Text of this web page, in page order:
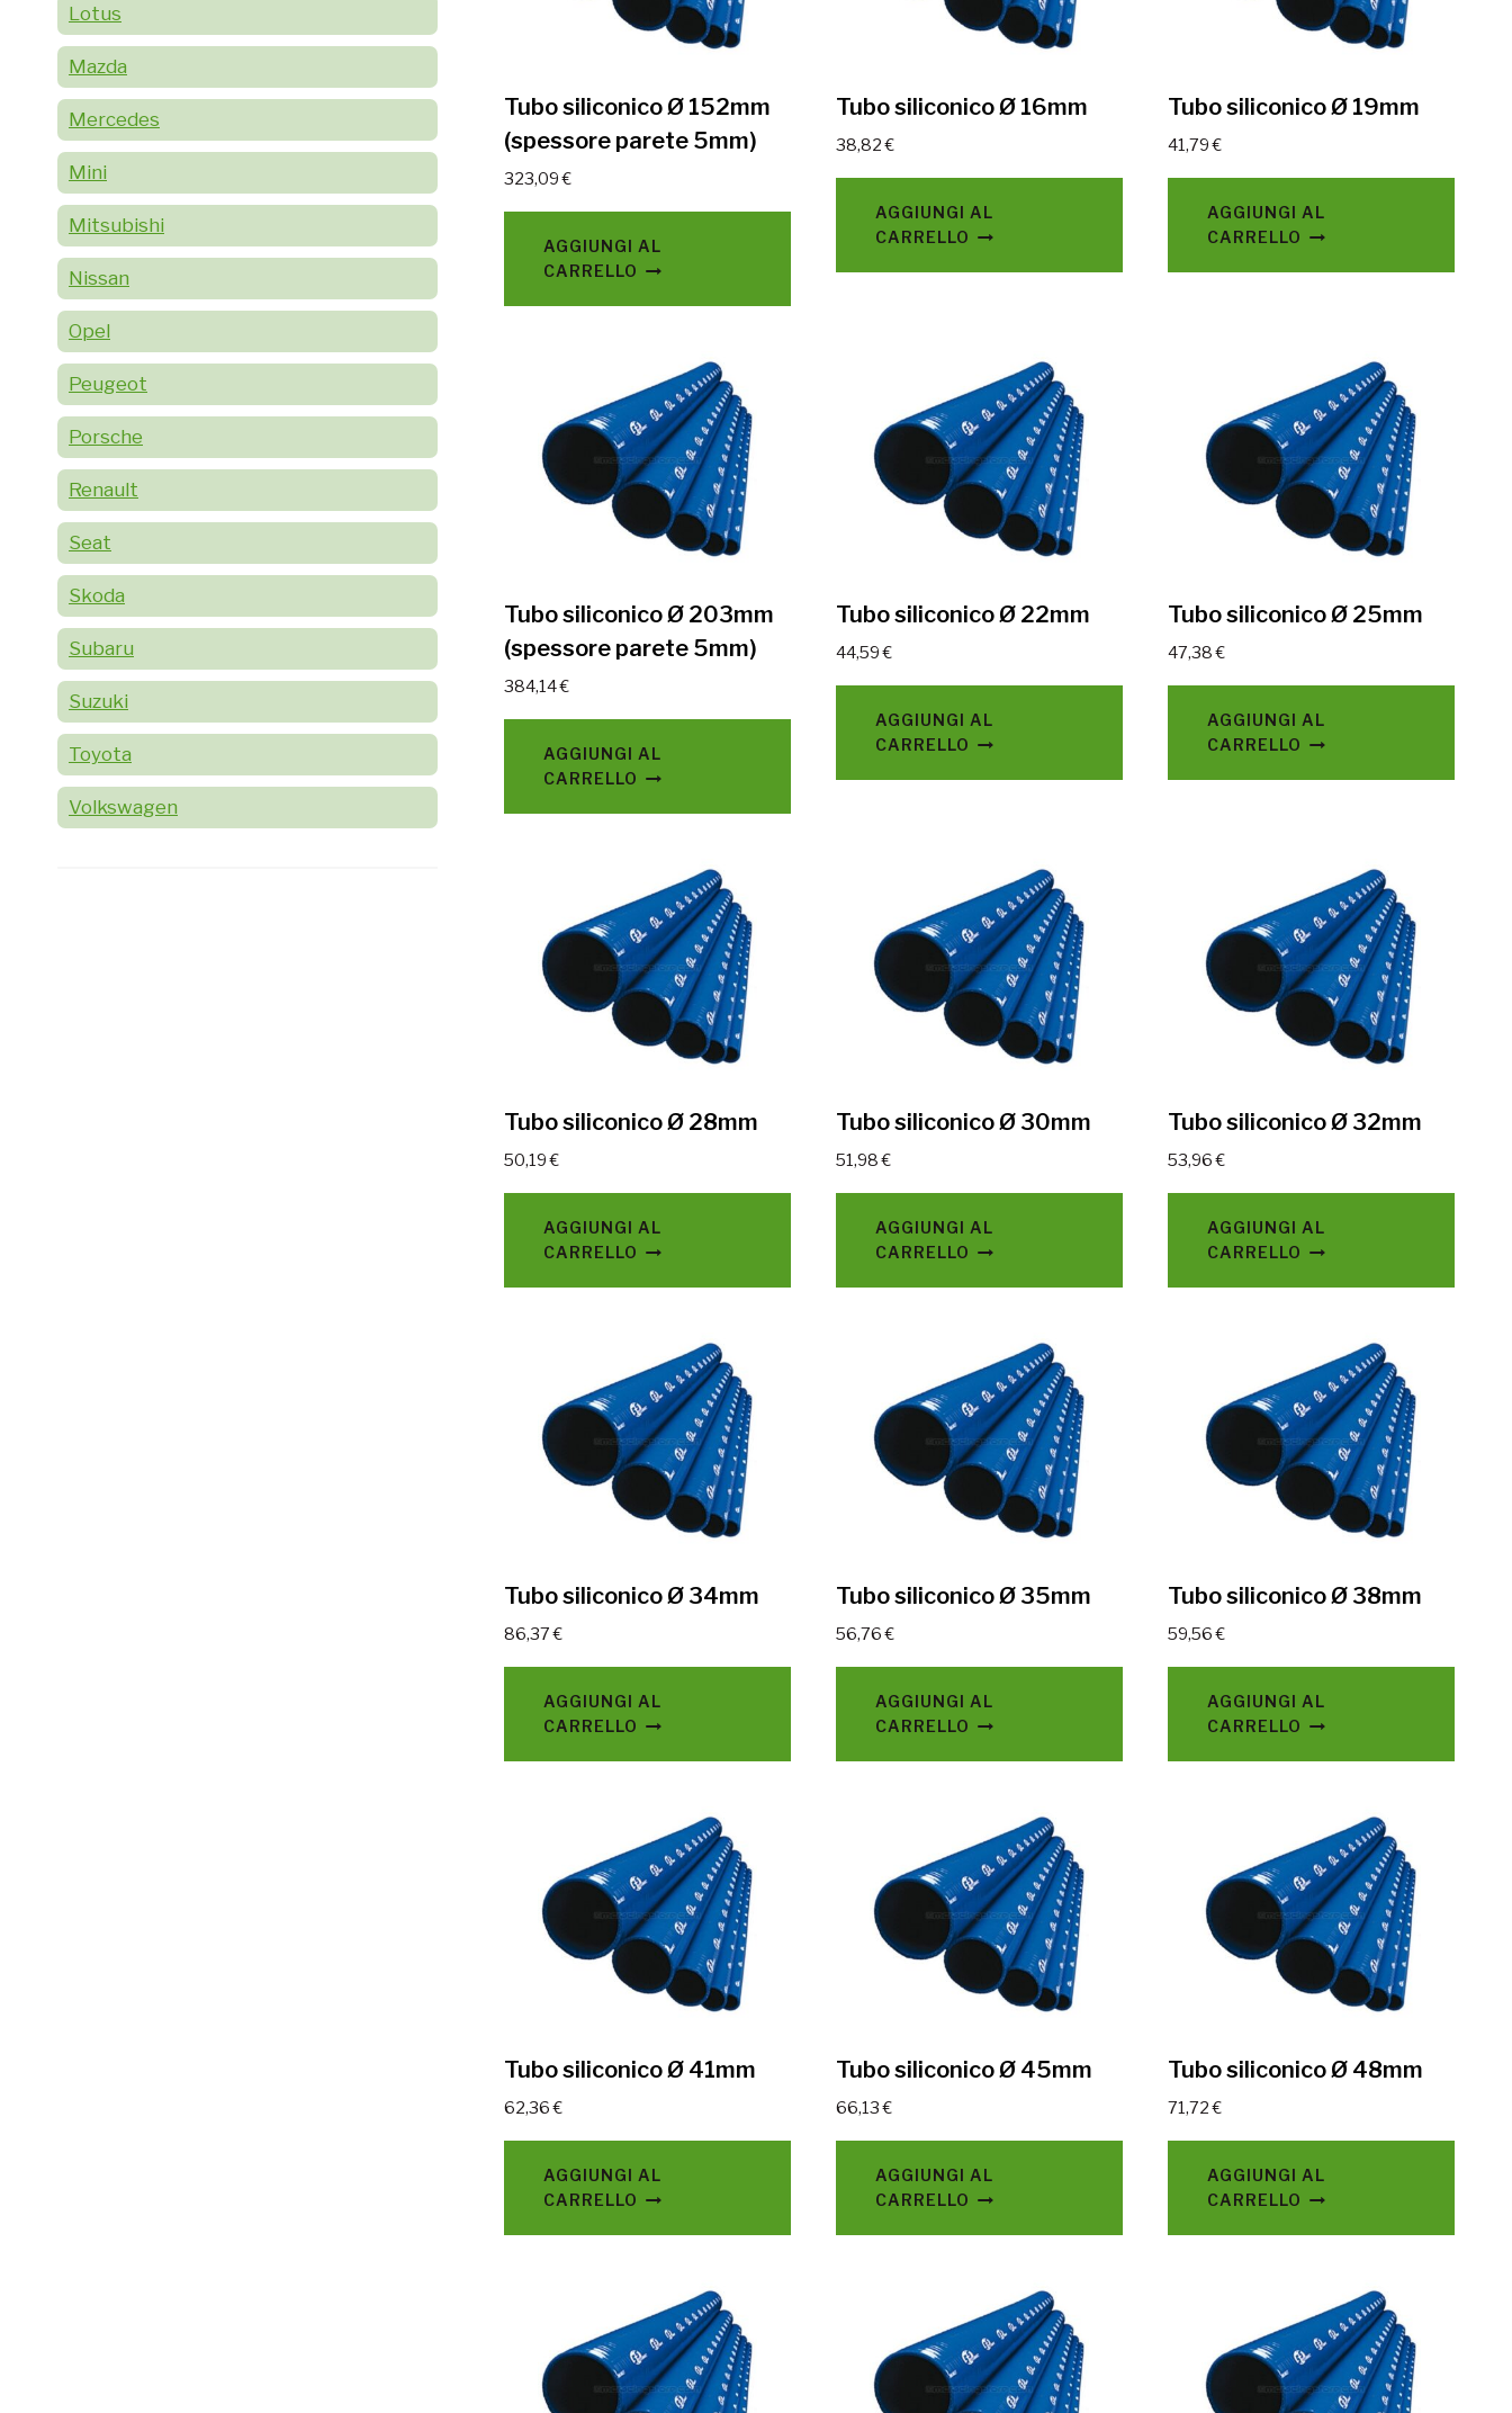
Tubo siliconico Ø 152mm
(spessore parete 5mm)
323,09€
AGGIUNGI AL
CARRELLO
Tubo siliconico Ø 16mm
38,82€
AGGIUNGI AL
CARRELLO
Tubo siliconico Ø 19mm
41,79€
AGGIUNGI AL
CARRELLO
Tubo siliconico Ø 203mm
(spessore parete 5mm)
384,14€
AGGIUNGI AL
CARRELLO
Tubo siliconico Ø 22mm
44,59€
AGGIUNGI AL
CARRELLO
Tubo siliconico Ø 25mm
47,38€
AGGIUNGI AL
CARRELLO
Tubo siliconico Ø 28mm
50,19€
AGGIUNGI AL
CARRELLO
Tubo siliconico Ø 30mm
51,98€
AGGIUNGI AL
CARRELLO
Tubo siliconico Ø 32mm
53,96€
AGGIUNGI AL
CARRELLO
Tubo siliconico Ø 34mm
86,37€
AGGIUNGI AL
CARRELLO
Tubo siliconico Ø 35mm
56,76€
AGGIUNGI AL
CARRELLO
Tubo siliconico Ø 38mm
59,56€
AGGIUNGI AL
CARRELLO
Tubo siliconico Ø 41mm
62,36€
AGGIUNGI AL
CARRELLO
Tubo siliconico Ø 45mm
66,13€
AGGIUNGI AL
CARRELLO
Tubo siliconico Ø 48mm
71,72€
AGGIUNGI AL
CARRELLO
Lotus
Mazda
Mercedes
Mini
Mitsubishi
Nissan
Opel
Peugeot
Porsche
Renault
Seat
Skoda
Subaru
Suzuki
Toyota
Volkswagen